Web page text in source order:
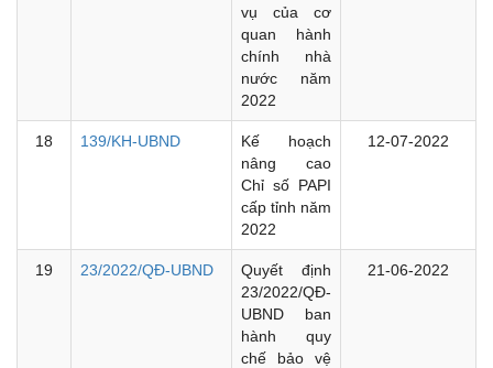
vụ của cơ
quan hành
chính nhà
nước năm
2022
18 139/KH-UBND
Kế hoạch
nâng cao
Chỉ số PAPI
cấp tỉnh năm
2022
12-07-2022
19 23/2022/QĐ-UBND
Quyết định
23/2022/QĐ-
UBND ban
hành quy
chế bảo vệ
21-06-2022